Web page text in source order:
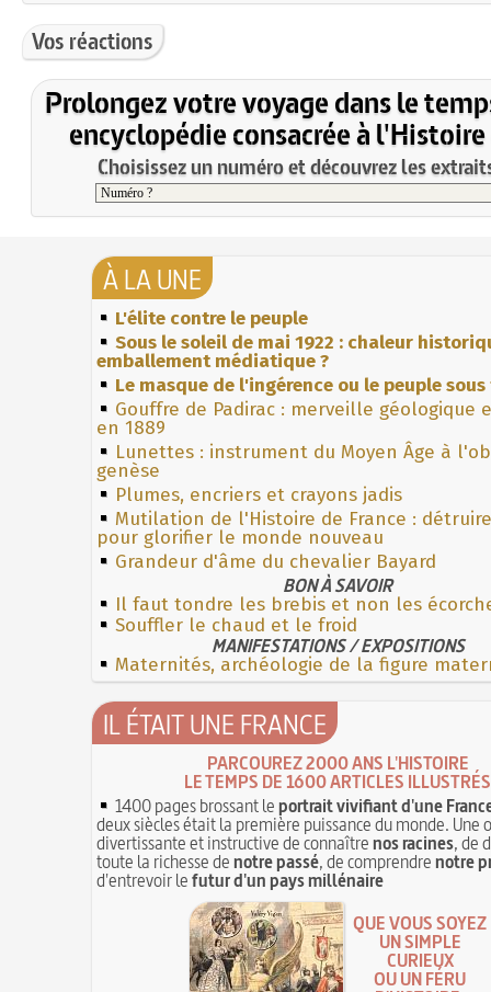
Vos réactions
Prolongez votre voyage dans le
encyclopédie consacrée à l'Histoire
Choisissez un numéro et découvrez les
À LA UNE
L'élite contre le peuple
Sous le soleil de mai 1922 : chaleur
emballement médiatique ?
Le masque de l'ingérence ou le peuple
Gouffre de Padirac : merveille géologique
en 1889
Lunettes : instrument du Moyen Âge à
genèse
Plumes, encriers et crayons jadis
Mutilation de l'Histoire de France :
pour glorifier le monde nouveau
Grandeur d'âme du chevalier Bayard
BON À SAVOIR
Il faut tondre les brebis et non les
Souffler le chaud et le froid
MANIFESTATIONS / EXPOSITIONS
Maternités, archéologie de la figure
IL ÉTAIT UNE FRANCE
PARCOUREZ 2000 ANS L'HISTOIRE
LE TEMPS DE 1600 ARTICLES ILLUSTRÉS
1400 pages brossant leportrait vivifiant d'une
deux siècles était la première puissance du monde. Une
divertissante et instructive de connaîtrenos racines, de
toute la richesse denotre passé, de comprendrenotre
d'entrevoir lefutur d'un pays millénaire
QUE VOUS SOYEZ
UN SIMPLE
CURIEUX
OU UN FÉRU